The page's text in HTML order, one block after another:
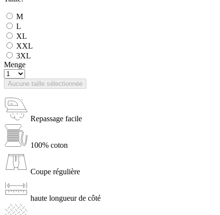
M
L
XL
XXL
3XL
Menge
Aucune taille sélectionnée
Repassage facile
100% coton
Coupe régulière
haute longueur de côté